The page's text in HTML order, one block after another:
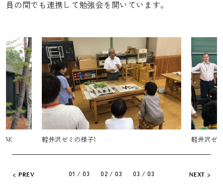
員の間でも連携して勉強会を開いています。
PREV NEXT
軽井沢ゼミの様子2
インター
01 / 03 02 / 03 03 / 03